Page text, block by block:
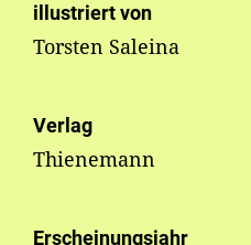
illustriert von
Torsten Saleina
Verlag
Thienemann
Erscheinungsjahr